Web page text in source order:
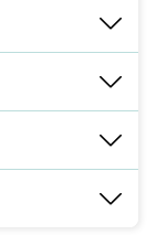
o vista Nilo,
per la
lettini e teli
da tennis,